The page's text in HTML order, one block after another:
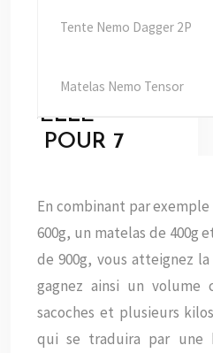
Tente Nemo Dagger 2P
Matelas Nemo Tensor
En combinant par
600g, un matelas de 400g
de 900g, vous atteignez
gagnez ainsi un volume
sacoches et plusieurs
qui se traduira par une